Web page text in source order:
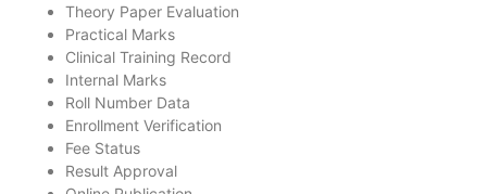
Theory Paper Evaluation
Practical Marks
Clinical Training Record
Internal Marks
Roll Number Data
Enrollment Verification
Fee Status
Result Approval